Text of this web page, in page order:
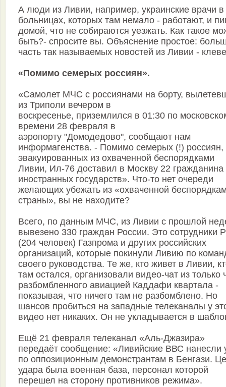
А люди из Ливии, например, украинские врачи в
больницах, которых там немало - работают, и
домой, что не собираются уезжать. Как такое
быть?- спросите вы. Объяснение простое:
часть так называемых новостей из Ливии -
«Помимо семерых россиян».
«Самолет МЧС с россиянами на борту,
из Триполи вечером в
воскресенье, приземлился в 01:30 по
времени 28 февраля в
аэропорту "Домодедово", сообщают нам
информагенства. - Помимо семерых (!) россиян,
эвакуированных из охваченной беспорядками
Ливии, Ил-76 доставил в Москву 22 гражданина
иностранных государств». Что-то нет очереди
желающих убежать из «охваченной
страны», вы не находите?
Всего, по данным МЧС, из Ливии с прошлой
вывезено 330 граждан России. Это сотрудники
(204 человек) Газпрома и других российских
организаций, которые покинули Ливию по
своего руководства. Те же, кто живет в Ливии,
там остался, организовали видео-чат из только
разбомбленного авиацией Каддафи квартала -
показывая, что ничего там не разбомблено. Но
шансов пробиться на западные телеканалы у
видео нет никаких. Он не укладывается в
Ещё 21 февраля телеканал «Аль-Джазира»
передаёт сообщение: «Ливийские ВВС нанесли
по оппозиционным демонстрантам в Бенгази.
удара была военная база, персонал которой
перешел на сторону противников режима».